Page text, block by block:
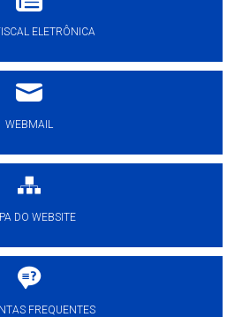
ELETRÔNICA
WEBMAIL
DO WEBSITE
FREQUENTES